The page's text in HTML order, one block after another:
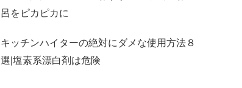
呂をピカピカに
キッチンハイターの絶対にダメな使用方法８
選|塩素系漂白剤は危険